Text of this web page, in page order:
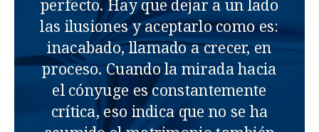
perfecto. Hay que dejar a un lado
las ilusiones y aceptarlo como es:
inacabado, llamado a crecer, en
proceso. Cuando la mirada hacia
el cónyuge es constantemente
crítica, eso indica que no se ha